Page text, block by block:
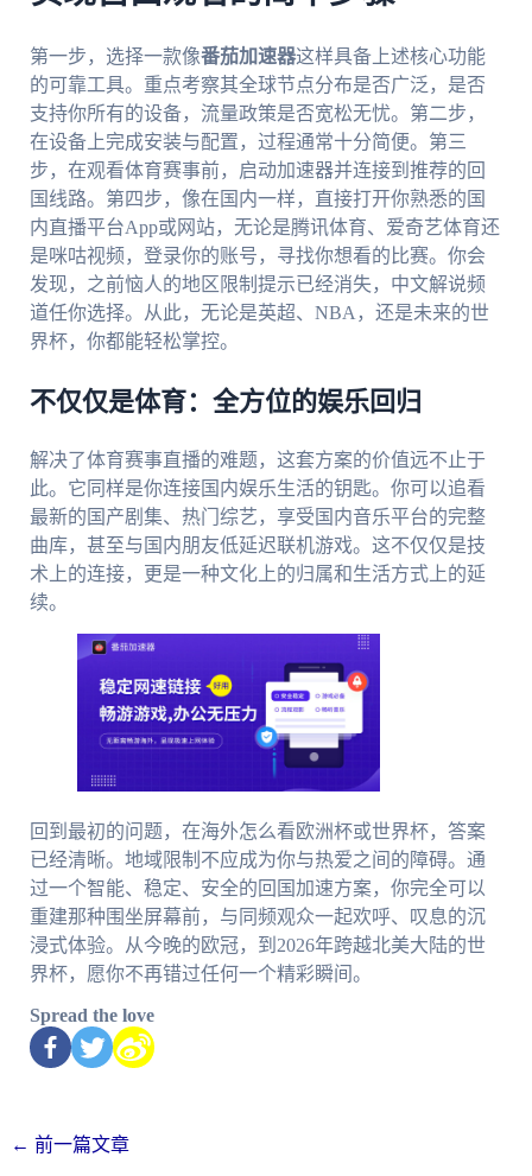
第一步，选择一款像番茄加速器这样具备上述核心功能
的可靠工具。重点考察其全球节点分布是否广泛，是否
支持你所有的设备，流量政策是否宽松无忧。第二步，
在设备上完成安装与配置，过程通常十分简便。第三
步，在观看体育赛事前，启动加速器并连接到推荐的回
国线路。第四步，像在国内一样，直接打开你熟悉的国
内直播平台App或网站，无论是腾讯体育、爱奇艺体育还
是咪咕视频，登录你的账号，寻找你想看的比赛。你会
发现，之前恼人的地区限制提示已经消失，中文解说频
道任你选择。从此，无论是英超、NBA，还是未来的世
界杯，你都能轻松掌控。
不仅仅是体育：全方位的娱乐回归
解决了体育赛事直播的难题，这套方案的价值远不止于
此。它同样是你连接国内娱乐生活的钥匙。你可以追看
最新的国产剧集、热门综艺，享受国内音乐平台的完整
曲库，甚至与国内朋友低延迟联机游戏。这不仅仅是技
术上的连接，更是一种文化上的归属和生活方式上的延
续。
回到最初的问题，在海外怎么看欧洲杯或世界杯，答案
已经清晰。地域限制不应成为你与热爱之间的障碍。通
过一个智能、稳定、安全的回国加速方案，你完全可以
重建那种围坐屏幕前，与同频观众一起欢呼、叹息的沉
浸式体验。从今晚的欧冠，到2026年跨越北美大陆的世
界杯，愿你不再错过任何一个精彩瞬间。
Spread the love
← 前一篇文章